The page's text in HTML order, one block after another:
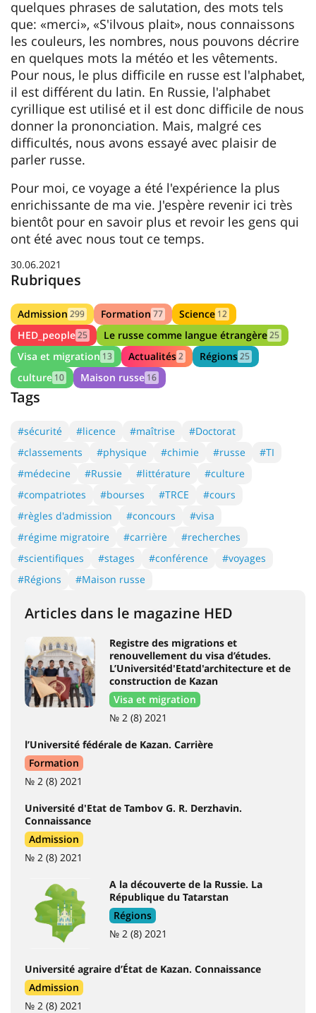
quelques phrases de salutation, des mots tels
que: «merci», «S'ilvous plait», nous connaissons
les couleurs, les nombres, nous pouvons décrire
en quelques mots la météo et les vêtements.
Pour nous, le plus difficile en russe est l'alphabet,
il est différent du latin. En Russie, l'alphabet
cyrillique est utilisé et il est donc difficile de nous
donner la prononciation. Mais, malgré ces
difficultés, nous avons essayé avec plaisir de
parler russe.
Pour moi, ce voyage a été l'expérience la plus
enrichissante de ma vie. J'espère revenir ici très
bientôt pour en savoir plus et revoir les gens qui
ont été avec nous tout ce temps.
30.06.2021
Rubriques
Admission 299 Formation 77 Science 12
HED_people25 Le russe comme langue étrangère25
Visa et migration 13 Actualités2 Régions25
culture 10 Maison russe 16
Tags
#sécurité #licence #maîtrise
#Doctorat
#classements
#physique #chimie #russe
#TI
#médecine
#Russie #littérature
#culture
#compatriotes
#bourses #TRCE
#cours
#règles d'admission
#concours
#visa
#régime migratoire
#carrière
#recherches
#scientifiques
#stages #conférence
#voyages
#Régions
#Maison russe
Articles dans le magazine HED
Registre des migrations et
renouvellement du visa d’études.
L’Universitéd'Etatd'architecture et de
construction de Kazan
Visa et migration
№ 2 (8) 2021
l’Université fédérale de Kazan. Carrière
Formation
№ 2 (8) 2021
Université d'Etat de Tambov G. R. Derzhavin.
Connaissance
Admission
№ 2 (8) 2021
A la découverte de la Russie. La
République du Tatarstan
Régions
№ 2 (8) 2021
Université agraire d’État de Kazan. Connaissance
Admission
№ 2 (8) 2021